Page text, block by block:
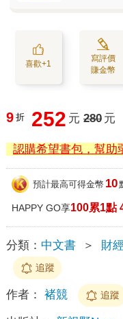
喜歡+1
寫評價
賺金幣
9 折 252 元 280 元
認購希望書包，幫助
預計最高可得金幣 10
HAPPY GO享100累1點
分類： 中文書 ＞ 財
追蹤
作者： 褚競 追蹤